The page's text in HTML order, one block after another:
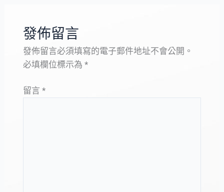
發佈留言
發佈留言必須填寫的電子郵件地址不會公開。
必填欄位標示為 *
留言 *